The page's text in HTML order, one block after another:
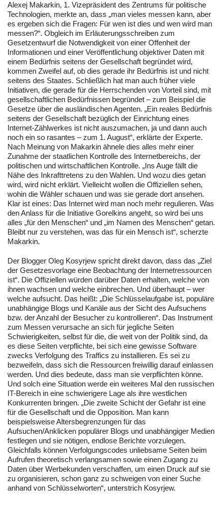
Alexej Makarkin, 1. Vizepräsident des Zentrums für politische
Technologien, merkte an, dass „man vieles messen kann, aber
es ergeben sich die Fragen: Für wen ist dies und wen wird man
messen?“. Obgleich im Erläuterungsschreiben zum
Gesetzentwurf die Notwendigkeit von einer Offenheit der
Informationen und einer Veröffentlichung objektiver Daten mit
einem Bedürfnis seitens der Gesellschaft begründet wird,
kommen Zweifel auf, ob dies gerade ihr Bedürfnis ist und nicht
seitens des Staates. Schließlich hat man auch früher viele
Initiativen, die gerade für die Herrschenden von Vorteil sind, mit
gesellschaftlichen Bedürfnissen begründet – zum Beispiel die
Gesetze über die ausländischen Agenten. „Ein reales Bedürfnis
seitens der Gesellschaft bezüglich der Einrichtung eines
Internet-Zählwerkes ist nicht auszumachen, ja und dann auch
noch ein so rasantes – zum 1. August“, erklärte der Experte.
Nach Meinung von Makarkin ähnele dies alles mehr einer
Zunahme der staatlichen Kontrolle des Internetbereichs, der
politischen und wirtschaftlichen Kontrolle. „Ins Auge fällt die
Nähe des Inkrafttretens zu den Wahlen. Und wozu dies getan
wird, wird nicht erklärt. Vielleicht wollen die Offiziellen sehen,
wohin die Wähler schauen und was sie gerade dort ansehen.
Klar ist eines: Das Internet wird man noch mehr regulieren. Was
den Anlass für die Initiative Gorelkins angeht, so wird bei uns
alles „für den Menschen“ und „im Namen des Menschen“ getan.
Bleibt nur zu verstehen, was das für ein Mensch ist“, scherzte
Makarkin.
Der Blogger Oleg Kosyrjew spricht direkt davon, dass das „Ziel
der Gesetzesvorlage eine Beobachtung der Internetressourcen
ist“. Die Offiziellen würden darüber Daten erhalten, welche von
ihnen wachsen und welche einbrechen. Und überhaupt – wer
welche aufsucht. Das heißt: „Die Schlüsselaufgabe ist, populäre
unabhängige Blogs und Kanäle aus der Sicht des Aufsuchens
bzw. der Anzahl der Besucher zu kontrollieren“. Das Instrument
zum Messen verursache an sich für jegliche Seiten
Schwierigkeiten, selbst für die, die weit von der Politik sind, da
es diese Seiten verpflichte, bei sich eine gewisse Software
zwecks Verfolgung des Traffics zu installieren. Es sei zu
bezweifeln, dass sich die Ressourcen freiwillig darauf einlassen
werden. Und dies bedeute, dass man sie verpflichten könne.
Und solch eine Situation werde ein weiteres Mal den russischen
IT-Bereich in eine schwierigere Lage als ihre westlichen
Konkurrenten bringen. „Die zweite Schicht der Gefahr ist eine
für die Gesellschaft und die Opposition. Man kann
beispielsweise Altersbegrenzungen für das
Aufsuchen/Anklicken populärer Blogs und unabhängiger Medien
festlegen und sie nötigen, endlose Berichte vorzulegen.
Gleichfalls können Verfolgungscodes unliebsame Seiten beim
Aufrufen theoretisch verlangsamen sowie einen Zugang zu
Daten über Werbekunden verschaffen, um einen Druck auf sie
zu organisieren, schon ganz zu schweigen von einer Suche
anhand von Schlüsselworten“, unterstrich Kosyrjew.